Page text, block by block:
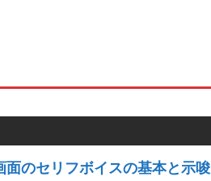
面のセリフボイスの基本と示唆